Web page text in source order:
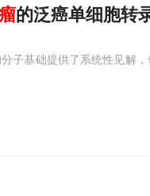
的泛癌单细胞转
子基础提供了系统性见解